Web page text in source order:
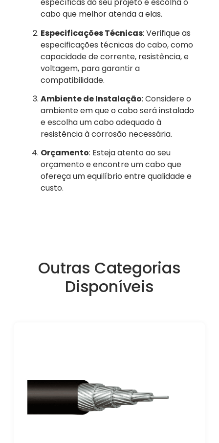
específicas do seu projeto e escolha o
cabo que melhor atenda a elas.
Especificações Técnicas: Verifique as
especificações técnicas do cabo, como
capacidade de corrente, resistência, e
voltagem, para garantir a
compatibilidade.
Ambiente de Instalação: Considere o
ambiente em que o cabo será instalado
e escolha um cabo adequado à
resistência à corrosão necessária.
Orçamento: Esteja atento ao seu
orçamento e encontre um cabo que
ofereça um equilíbrio entre qualidade e
custo.
Outras Categorias
Disponíveis